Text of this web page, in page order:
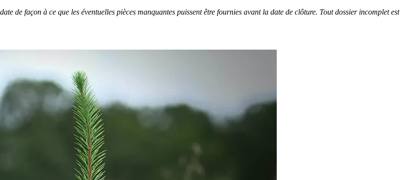
de façon à ce que les éventuelles pièces manquantes puissent être fournies avant la date de clôture. Tout dossier incomplet est